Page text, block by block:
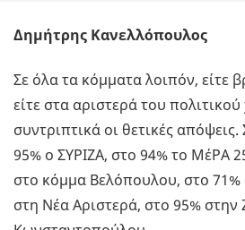
Δημήτρης Κανελλόπουλος
Σε όλα τα κόμματα λοιπόν, είτε
είτε στα αριστερά του
συντριπτικά οι θετικές
95% ο ΣΥΡΙΖΑ, στο 94% το ΜέΡΑ
στο κόμμα Βελόπουλου, στο
στη Νέα Αριστερά, στο 95% στην